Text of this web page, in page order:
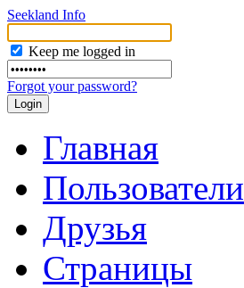
Seekland Info
Keep me logged in
Forgot your password?
Главная
Пользователи
Друзья
Страницы